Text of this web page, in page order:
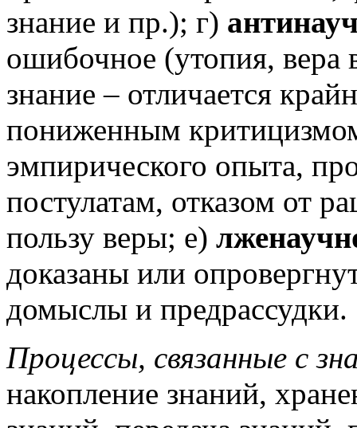
знание и пр.); г)
ошибочное (утопия,
знание – отличается
пониженным
эмпирического опыта,
постулатам, отказом от
пользу веры; е)
доказаны или
домыслы и предрассудки.
Процессы, связанные с
накопление знаний,